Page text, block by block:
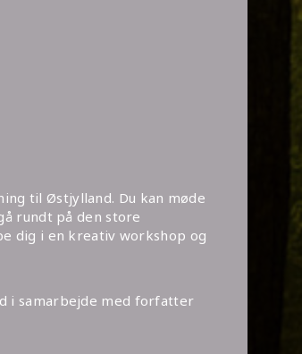
til Østjylland. Du kan møde
rundt på den store
dig i en kreativ workshop og
i samarbejde med forfatter